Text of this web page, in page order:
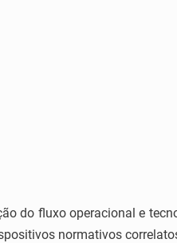
do fluxo operacional e
normativos